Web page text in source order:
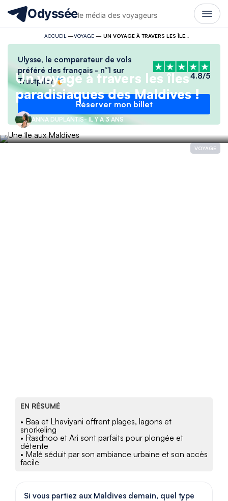
Odysséele média des voyageurs
ACCUEIL —VOYAGE— UN VOYAGE À TRAVERS LES ÎLES PARADISIAQUES DES MALDIVES !
Ulysse, le comparateur de vols
préféré des français - n°1 sur
Trustpilot
4.8/5
Réserver mon billet
VOYAGE
Un voyage à travers les îles
paradisiaques des Maldives !
ANNA DUPLANTIS- IL Y A 3 ANS
EN RÉSUMÉ
• Baa et Lhaviyani offrent plages, lagons et
snorkeling
• Rasdhoo et Ari sont parfaits pour plongée et
détente
• Malé séduit par son ambiance urbaine et son accès
facile
Si vous partiez aux Maldives demain, quel type